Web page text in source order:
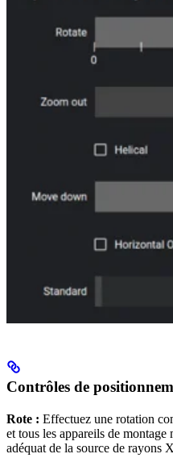
Contrôles de
Rote : Effectuez une rotation
et tous les appareils de
adéquat de la source de rayons